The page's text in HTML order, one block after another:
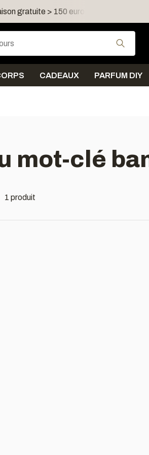
gratuite > 150 euro dans FR, LU,
CADEAUX PARFUM DIY
mot-clé
1 produit